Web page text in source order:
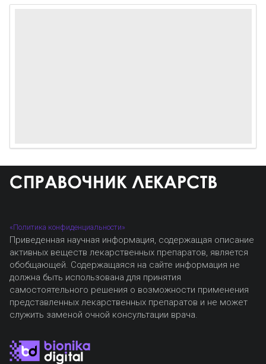
«Политика конфиденциальности»
Приведенная научная информация, содержащая описание
активных веществ лекарственных препаратов, является
обобщающей. Содержащаяся на сайте информация не
должна быть использована для принятия
самостоятельного решения о возможности применения
представленных лекарственных препаратов и не может
служить заменой очной консультации врача.